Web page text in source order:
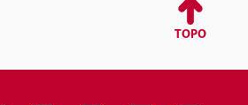
TOPO